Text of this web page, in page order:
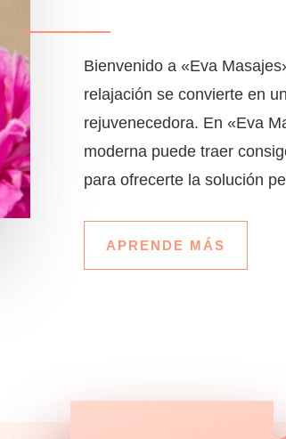
Bienvenido a «Eva
relajación se convierte en
rejuvenecedora. En «Eva
moderna puede traer
para ofrecerte la solución
APRENDE MÁS